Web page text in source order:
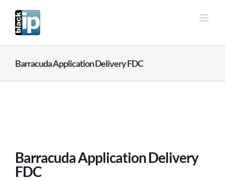
naar
inhoud
Barracuda Application Delivery FDC
Barracuda Application Delivery
FDC